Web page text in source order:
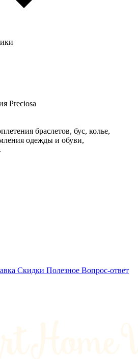
Preciosa
браслетов, бус, колье,
одежды и обуви,
Скидки Полезное Вопрос-ответ